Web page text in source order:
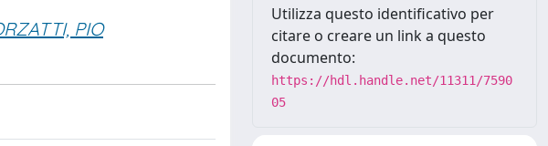
PIO
Utilizza questo identificativo per
citare o creare un link a questo
documento:
https://hdl.handle.net/11311/7590
05